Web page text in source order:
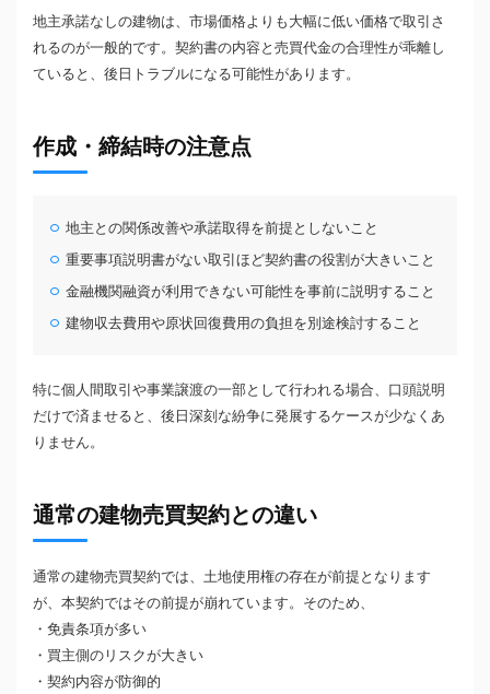
地主承諾なしの建物は、市場価格よりも大幅に低い価格で取引さ
れるのが一般的です。契約書の内容と売買代金の合理性が乖離し
ていると、後日トラブルになる可能性があります。
作成・締結時の注意点
地主との関係改善や承諾取得を前提としないこと
重要事項説明書がない取引ほど契約書の役割が大きいこと
金融機関融資が利用できない可能性を事前に説明すること
建物収去費用や原状回復費用の負担を別途検討すること
特に個人間取引や事業譲渡の一部として行われる場合、口頭説明
だけで済ませると、後日深刻な紛争に発展するケースが少なくあ
りません。
通常の建物売買契約との違い
通常の建物売買契約では、土地使用権の存在が前提となります
が、本契約ではその前提が崩れています。そのため、
・免責条項が多い
・買主側のリスクが大きい
・契約内容が防御的